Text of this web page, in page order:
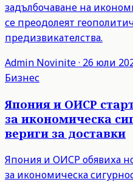
задълбочаване на
се преодолеят
предизвикателства.
Admin Novinite· 26 юли
Бизнес
Япония и ОИСР
за икономическа
вериги за доставки
Япония и ОИСР обявиха
за икономическа